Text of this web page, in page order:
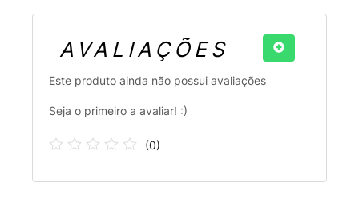
AVALIAÇÕES
Este produto ainda não possui avaliações
Seja o primeiro a avaliar! :)
(0)